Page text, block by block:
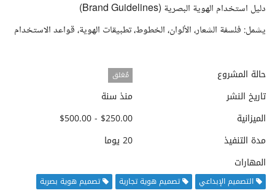
دليل استخدام الهوية البصرية (Brand Guidelines)
يشمل: فلسفة الشعار، الألوان، الخطوط، تطبيقات الهوية، قواعد الاستخدام
حالة المشروع مُغلق
تاريخ النشر
منذ سنة
الميزانية
$250.00 - $500.00
مدة التنفيذ
20 يوما
المهارات
التصميم الإبداعي تصميم هوية تجارية
تصميم هوية بصرية